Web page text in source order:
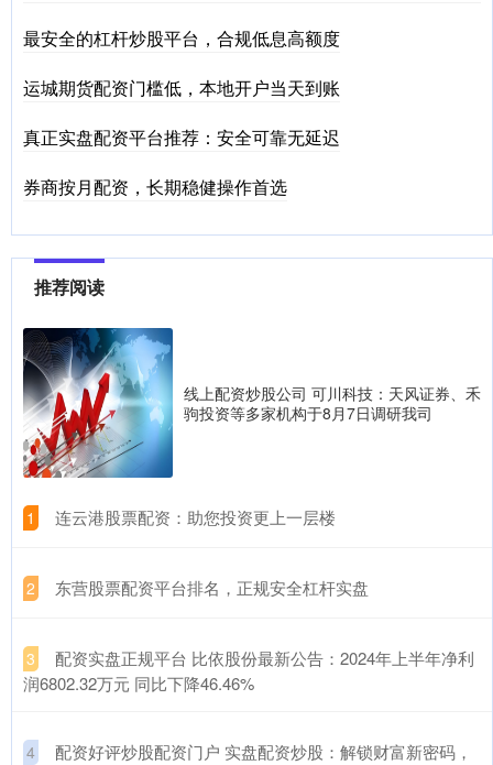
最安全的杠杆炒股平台，合规低息高额度
运城期货配资门槛低，本地开户当天到账
真正实盘配资平台推荐：安全可靠无延迟
券商按月配资，长期稳健操作首选
推荐阅读
线上配资炒股公司 可川科技：天风证券、禾
驹投资等多家机构于8月7日调研我司
1 ​连云港股票配资：助您投资更上一层楼
2 ​东营股票配资平台排名，正规安全杠杆实盘
3
​配资实盘正规平台 比依股份最新公告：2024年上半年净利
润6802.32万元 同比下降46.46%
4 ​配资好评炒股配资门户 实盘配资炒股：解锁财富新密码，